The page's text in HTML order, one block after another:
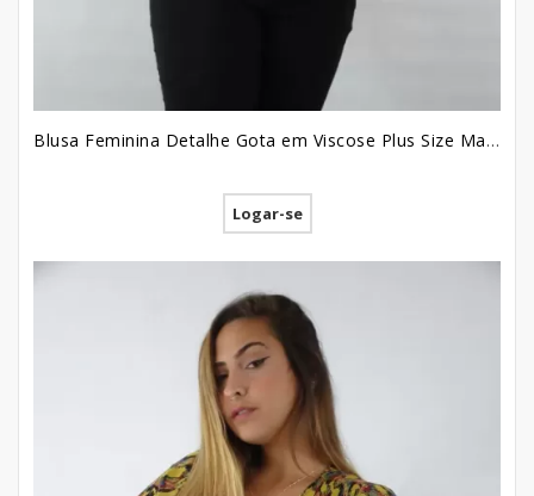
Blusa Feminina Detalhe Gota em Viscose Plus Size Marsala Etnico Colors [2209031]
Logar-se